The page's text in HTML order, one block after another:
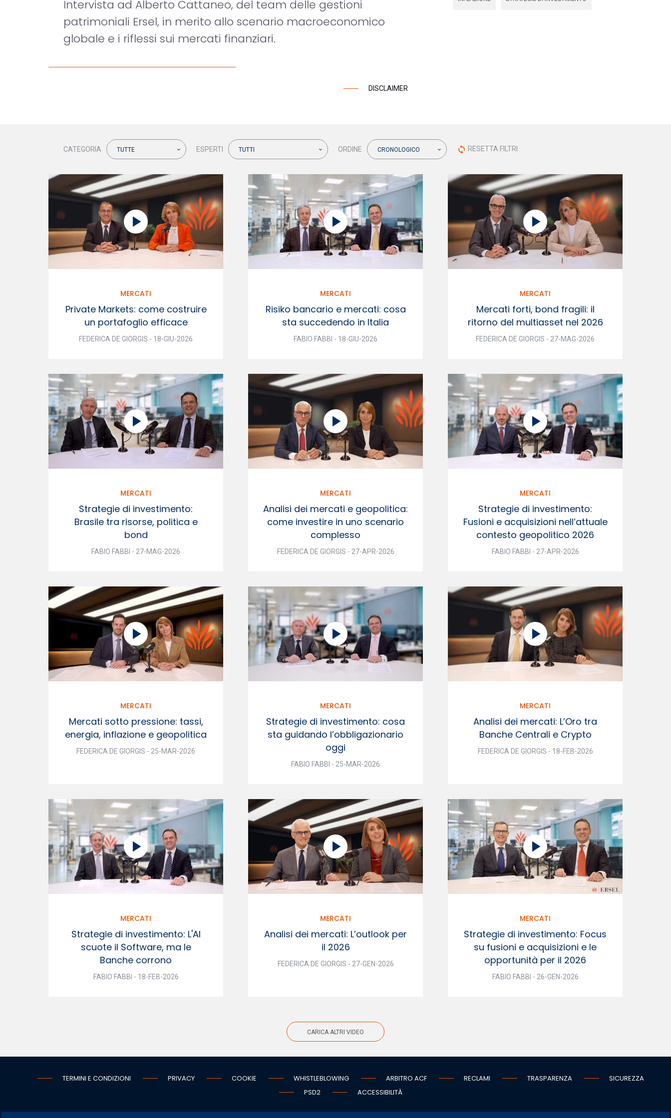
Intervista ad Alberto Cattaneo, del team delle gestioni
patrimoniali Ersel, in merito allo scenario macroeconomico
globale e i riflessi sui mercati finanziari.
DISCLAIMER
CATEGORIA TUTTE ESPERTI TUTTI ORDINE CRONOLOGICO sync RESETTA FILTRI
MERCATI
Private Markets: come costruire
un portafoglio efficace
FEDERICA DE GIORGIS - 18-GIU-2026
MERCATI
Risiko bancario e mercati: cosa
sta succedendo in Italia
FABIO FABBI - 18-GIU-2026
MERCATI
Mercati forti, bond fragili: il
ritorno del multiasset nel 2026
FEDERICA DE GIORGIS - 27-MAG-2026
MERCATI
Strategie di investimento:
Brasile tra risorse, politica e
bond
FABIO FABBI - 27-MAG-2026
MERCATI
Analisi dei mercati e geopolitica:
come investire in uno scenario
complesso
FEDERICA DE GIORGIS - 27-APR-2026
MERCATI
Strategie di investimento:
Fusioni e acquisizioni nell’attuale
contesto geopolitico 2026
FABIO FABBI - 27-APR-2026
MERCATI
Mercati sotto pressione: tassi,
energia, inflazione e geopolitica
FEDERICA DE GIORGIS - 25-MAR-2026
MERCATI
Strategie di investimento: cosa
sta guidando l’obbligazionario
oggi
FABIO FABBI - 25-MAR-2026
MERCATI
Analisi dei mercati: L’Oro tra
Banche Centrali e Crypto
FEDERICA DE GIORGIS - 18-FEB-2026
MERCATI
Strategie di investimento: L'AI
scuote il Software, ma le
Banche corrono
FABIO FABBI - 18-FEB-2026
MERCATI
Analisi dei mercati: L’outlook per
il 2026
FEDERICA DE GIORGIS - 27-GEN-2026
MERCATI
Strategie di investimento: Focus
su fusioni e acquisizioni e le
opportunità per il 2026
FABIO FABBI - 26-GEN-2026
CARICA ALTRI VIDEO
TERMINI E CONDIZIONI PRIVACY COOKIE WHISTLEBLOWING ARBITRO ACF RECLAMI TRASPARENZA
SICUREZZA
PSD2
ACCESSIBILITÀ